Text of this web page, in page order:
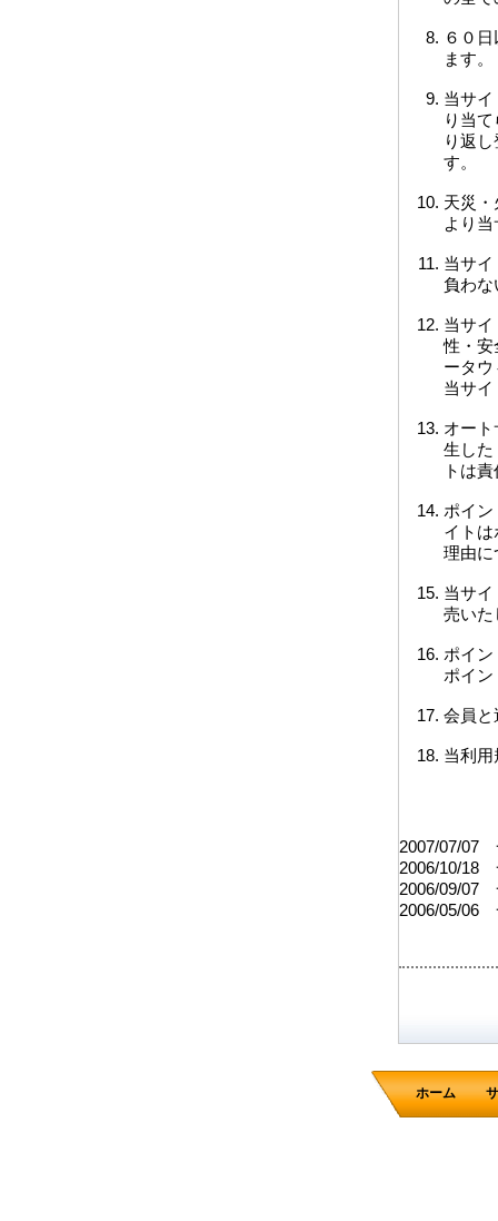
６０
ます。
当サ
り当
り返
す。
天災
より
当サ
負わ
当サ
性・安
ータ
当サ
オー
生した
トは
ポイ
イト
理由に
当サ
売いた
ポイ
ポイ
会員と
当利
2007/07/07
2006/10/18
2006/09/07
2006/05/06
ホーム